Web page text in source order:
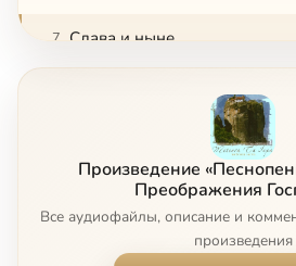
7 Слава и ныне
Входной стих на
Произведение
Преображения
Все аудиофайлы, описание и
произведения